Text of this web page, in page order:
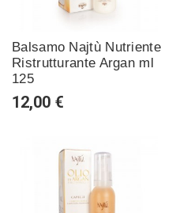
Balsamo Najtù Nutriente
Ristrutturante Argan ml
125
12,00 €